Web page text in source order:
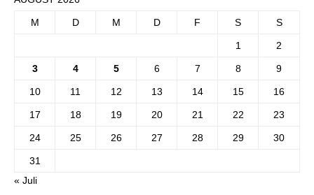
M D M D F S S
1 2
3 4 5 6 7 8 9
10 11 12 13 14 15 16
17 18 19 20 21 22 23
24 25 26 27 28 29 30
31
« Juli